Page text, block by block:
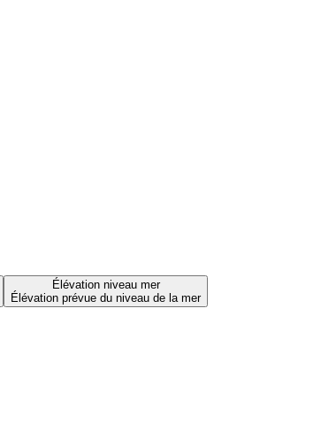
Élévation niveau mer
Élévation prévue du niveau de la mer